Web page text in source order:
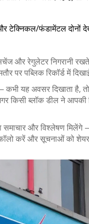
टेक्निकल/फंडामेंटल दोनों
और रेगुलेटर निगरानी
पर पब्लिक रिकॉर्ड में
कभी यह अवसर दिखाता
किसी ब्लॉक डील ने
और विश्लेषण मिलेंगे —
करें और सूचनाओं को